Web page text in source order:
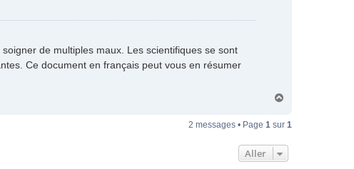
de multiples maux. Les scientifiques se sont
Ce document en français peut vous en résumer
u
t
2 messages • Page 1 sur 1
Aller